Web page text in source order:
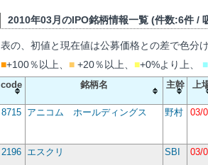
2010年03月のIPO銘柄情報一覧 (件数:6件 /
表の、初値と現在値は公募価格との差で色分
■+100％以上、 ■ +20％以上、 ■+0%より上、 ■
code 銘柄名 主幹 上
8715 アニコム ホールディングス 野村 03/
2196 エスクリ SBI 03/